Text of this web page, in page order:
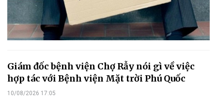
Giám đốc bệnh viện Chợ Rẫy nói gì về việc
hợp tác với Bệnh viện Mặt trời Phú Quốc
10/08/2026 17:05